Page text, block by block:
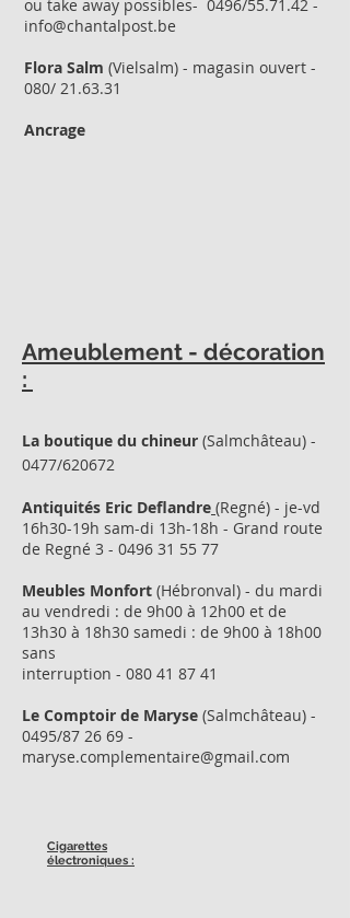
ou take away possibles- 0496/55.71.42 -
info@chantalpost.be
Flora Salm (Vielsalm) - magasin ouvert -
080/ 21.63.31
Ancrage
Ameublement - décoration
:
La boutique du chineur (Salmchâteau) -
0477/620672
Antiquités Eric Deflandre (Regné) - je-vd
16h30-19h sam-di 13h-18h - Grand route
de Regné 3 - 0496 31 55 77
Meubles Monfort (Hébronval) - du mardi
au vendredi : de 9h00 à 12h00 et de
13h30 à 18h30 samedi : de 9h00 à 18h00
sans
interruption - 080 41 87 41
Le Comptoir de Maryse (Salmchâteau) -
0495/87 26 69 -
maryse.complementaire@gmail.com
Cigarettes
électroniques :